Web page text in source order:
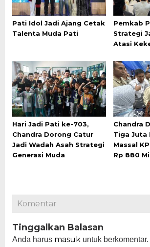
Pati Idol Jadi Ajang Cetak
Talenta Muda Pati
Pemkab
Strategi
Atasi
Hari Jadi Pati ke-703,
Chandra Dorong Catur
Jadi Wadah Asah Strategi
Generasi Muda
Chandra
Tiga Juta
Massal
Rp 880
Komentar
Tinggalkan Balasan
Anda harus masuk untuk berkomentar.